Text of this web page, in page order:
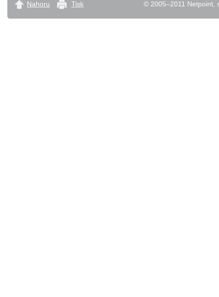
© 2005–2011 Netpoint,
Nahoru Tisk